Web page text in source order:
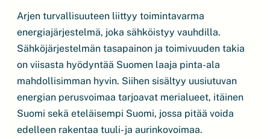
Arjen turvallisuuteen liittyy toimintavarma
energiajärjestelmä, joka sähköistyy vauhdilla.
Sähköjärjestelmän tasapainon ja toimivuuden takia
on viisasta hyödyntää Suomen laaja pinta-ala
mahdollisimman hyvin. Siihen sisältyy uusiutuvan
energian perusvoimaa tarjoavat merialueet, itäinen
Suomi sekä eteläisempi Suomi, jossa pitää voida
edelleen rakentaa tuuli- ja aurinkovoimaa.